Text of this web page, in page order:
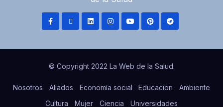
© Copyright 2022 La Web de la Salud.
Nosotros Aliados Economía social Educacion
Ambiente
Cultura
Mujer Ciencia Universidades